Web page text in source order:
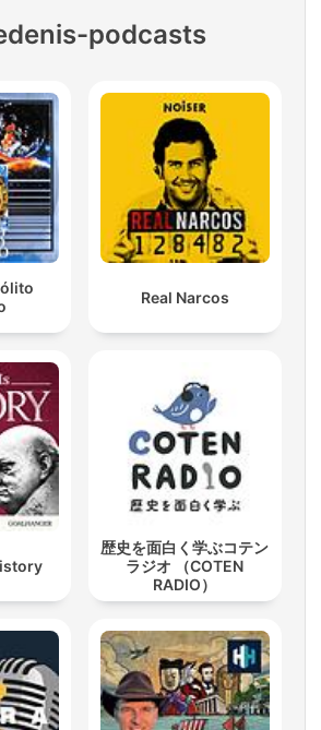
podcasts
Real Narcos
歴史を面白く学ぶコテン
ラジオ （COTEN
RADIO）